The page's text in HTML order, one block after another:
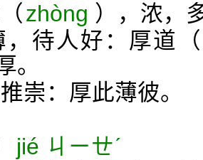
zhòng ），浓，
待人好：厚道（
。
崇：厚此薄彼。
jié ㄐㄧㄝˊ